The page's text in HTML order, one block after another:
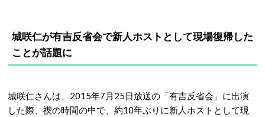
城咲仁が有吉反省会で新人ホストとして現場復帰した
ことが話題に
城咲仁さんは、2015年7月25日放送の「有吉反省会」に出演
した際、禊の時間の中で、約10年ぶりに新人ホストとして現